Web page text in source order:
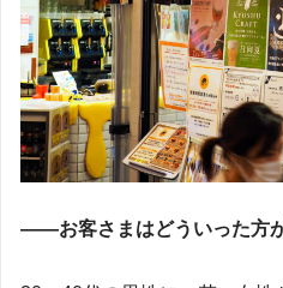
――お客さまはどういった方